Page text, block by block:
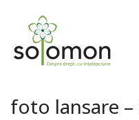
foto lansare